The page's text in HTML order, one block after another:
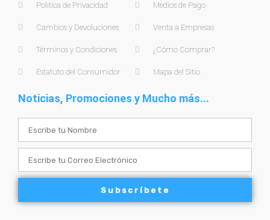
Politica de Privacidad
Cambios y Devoluciones
Términos y Condiciones
Estatuto del Consumidor
Medios de Pago
Venta a Empresas
¿Cómo Comprar?
Mapa del Sitio
Noticias, Promociones y Mucho más...
Subscríbete